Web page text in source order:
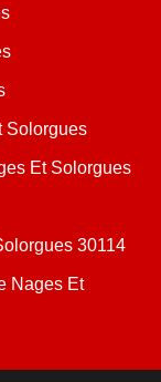
Solorgues
Et Solorgues
30114
Nages Et